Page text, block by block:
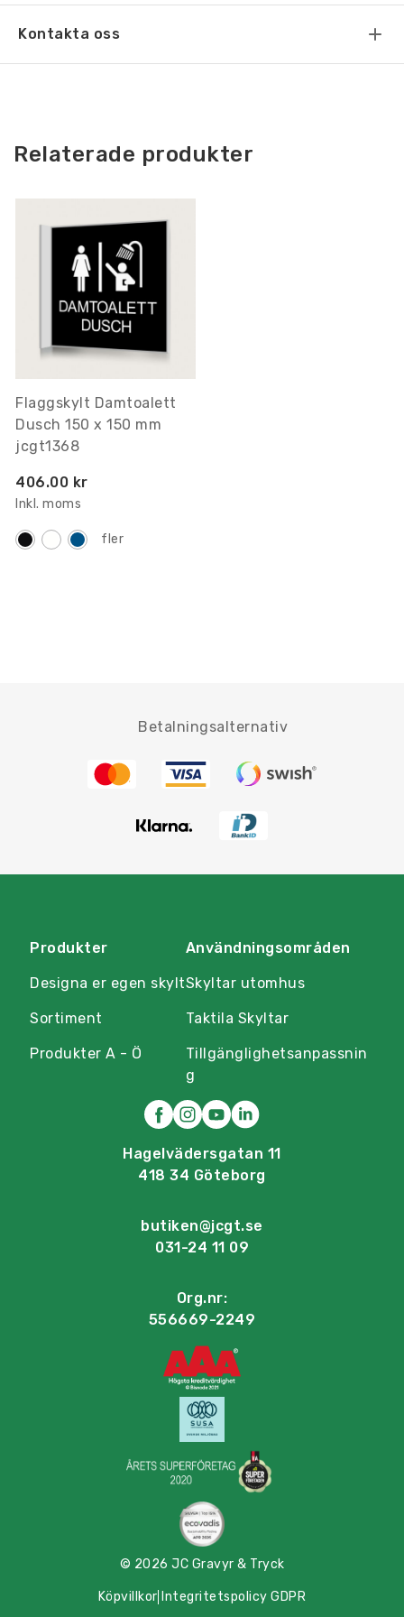
Kontakta oss
Relaterade produkter
Flaggskylt Damtoalett
Dusch 150 x 150 mm
jcgt1368
406.00 kr
Inkl. moms
fler
Betalningsalternativ
Produkter
Designa er egen skylt
Sortiment
Produkter A - Ö
Användningsområden
Skyltar utomhus
Taktila Skyltar
Tillgänglighetsanpassnin
g
Hagelvädersgatan 11
418 34 Göteborg
butiken@jcgt.se
031-24 11 09
Org.nr:
556669-2249
© 2026 JC Gravyr & Tryck
Köpvillkor Integritetspolicy GDPR